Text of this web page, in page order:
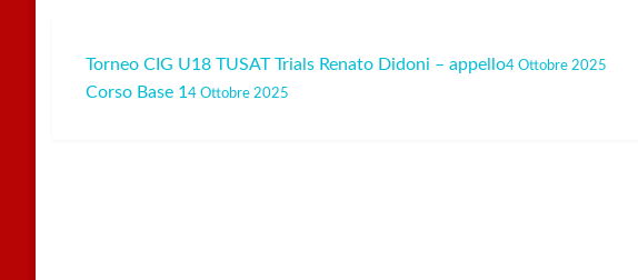
Navigazione
Torneo CIG U18 TUSAT Trials Renato Didoni – appello4 Ottobre 2025
Corso Base 1 4 Ottobre 2025